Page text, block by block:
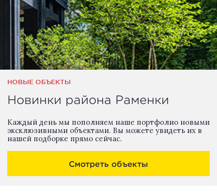
НОВЫЕ ОБЪЕКТЫ
Новинки района Раменки
Каждый день мы пополняем наше портфолио новыми
эксклюзивными объектами. Вы можете увидеть их в
нашей подборке прямо сейчас.
Смотреть объекты